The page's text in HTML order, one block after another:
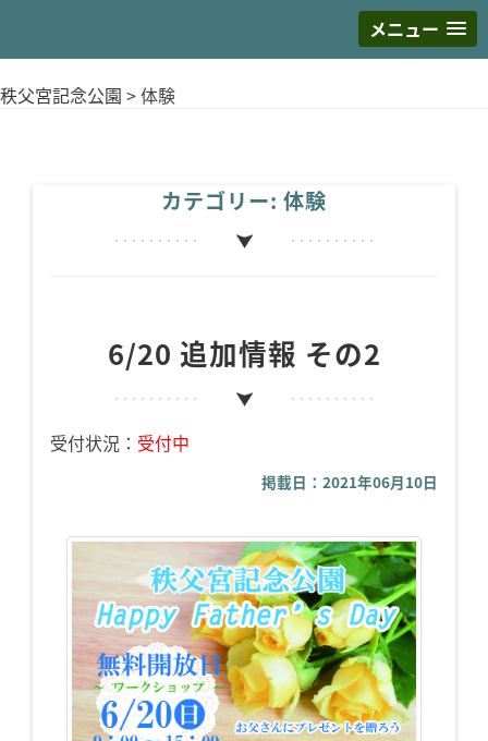
メニュー
S
k
秩父宮記念公園 >体験
カテゴリー: 体験
6/20 追加情報 その2
受付状況： 受付中
掲載日：2021年06月10日